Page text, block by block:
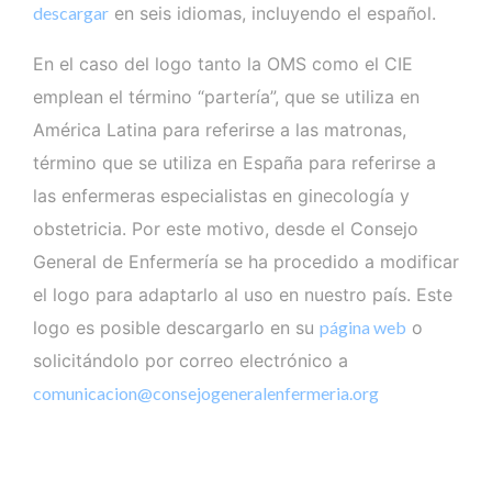
descargar en seis idiomas, incluyendo el español.
En el caso del logo tanto la OMS como el CIE
emplean el término “partería”, que se utiliza en
América Latina para referirse a las matronas,
término que se utiliza en España para referirse a
las enfermeras especialistas en ginecología y
obstetricia. Por este motivo, desde el Consejo
General de Enfermería se ha procedido a modificar
el logo para adaptarlo al uso en nuestro país. Este
logo es posible descargarlo en su página web o
solicitándolo por correo electrónico a
comunicacion@consejogeneralenfermeria.org